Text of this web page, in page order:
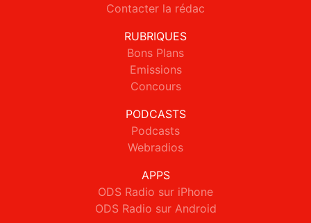
Contacter la rédac
RUBRIQUES
Bons Plans
Emissions
Concours
PODCASTS
Podcasts
Webradios
APPS
ODS Radio sur iPhone
ODS Radio sur Android